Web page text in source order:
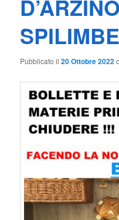
Pubblicato il20 Ottobre 2022